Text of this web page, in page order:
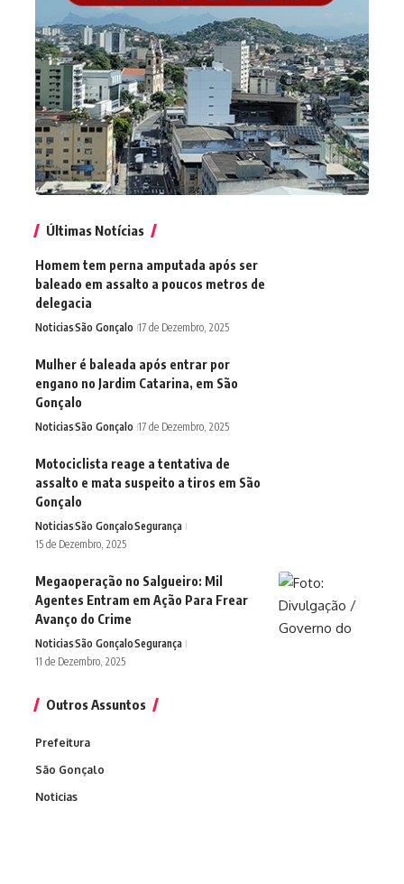
Últimas Notícias
Homem tem perna amputada após ser
baleado em assalto a poucos metros de
delegacia
NoticiasSão Gonçalo 17 de Dezembro, 2025
Mulher é baleada após entrar por
engano no Jardim Catarina, em São
Gonçalo
NoticiasSão Gonçalo 17 de Dezembro, 2025
Motociclista reage a tentativa de
assalto e mata suspeito a tiros em São
Gonçalo
NoticiasSão GonçaloSegurança
15 de Dezembro, 2025
Megaoperação no Salgueiro: Mil
Agentes Entram em Ação Para Frear
Avanço do Crime
NoticiasSão GonçaloSegurança
11 de Dezembro, 2025
Outros Assuntos
Prefeitura
São Gonçalo
Noticias